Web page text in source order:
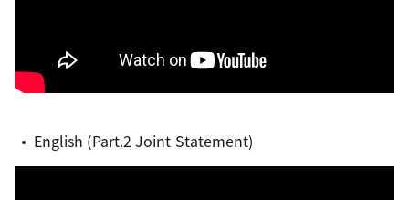
English (Part.2 Joint Statement)